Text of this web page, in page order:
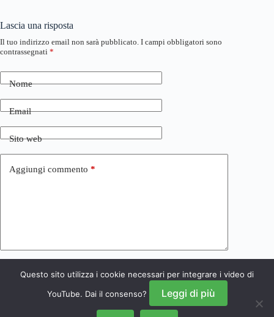
Lascia una risposta
Il tuo indirizzo email non sarà pubblicato. I campi obbligatori sono
contrassegnati *
Nome
Email
Sito web
Aggiungi commento *
Invia commento
Questo sito utilizza i cookie necessari per integrare i video di
YouTube. Dai il consenso?
Leggi di più